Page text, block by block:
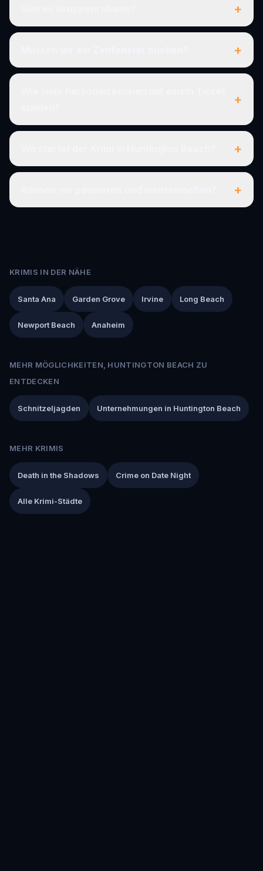
+
+
+
+
+
KRIMIS IN DER NÄHE
Santa Ana Garden Grove Irvine Long Beach
Newport Beach Anaheim
MEHR MÖGLICHKEITEN, HUNTINGTON BEACH ZU
ENTDECKEN
Schnitzeljagden Unternehmungen in Huntington Beach
MEHR KRIMIS
Death in the Shadows Crime on Date Night
Alle Krimi-Städte